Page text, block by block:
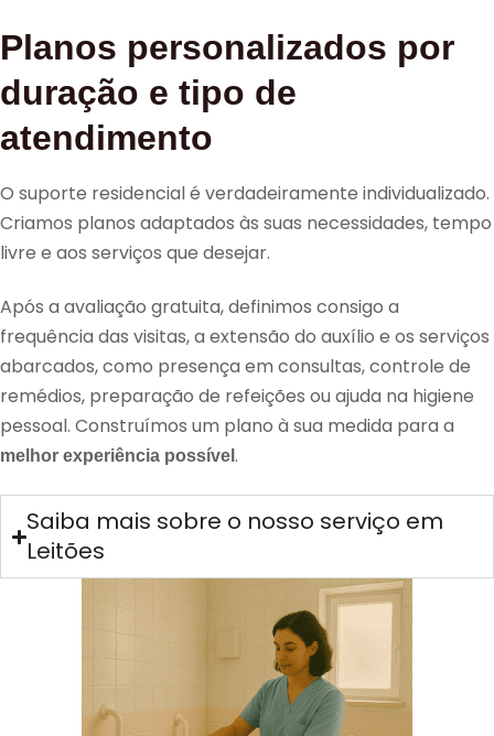
Planos personalizados por
duração e tipo de
atendimento
O suporte residencial é verdadeiramente individualizado.
Criamos planos adaptados às suas necessidades, tempo
livre e aos serviços que desejar.
Após a avaliação gratuita, definimos consigo a
frequência das visitas, a extensão do auxílio e os serviços
abarcados, como presença em consultas, controle de
remédios, preparação de refeições ou ajuda na higiene
pessoal. Construímos um plano à sua medida para a
melhor experiência possível .
Saiba mais sobre o nosso serviço em
Leitões